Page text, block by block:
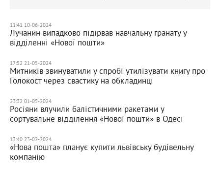
11:41 10-06-2024
Лучанин випадково підірвав навчальну гранату у
відділенні «Нової пошти»
17:52 21-05-2024
Митників звинуватили у спробі утилізувати книгу про
Голокост через свастику на обкладинці
23:32 01-05-2024
Росіяни влучили балістичними ракетами у
сортувальне відділення «Нової пошти» в Одесі
13:40 23-02-2024
«Нова пошта» планує купити львівську будівельну
компанію